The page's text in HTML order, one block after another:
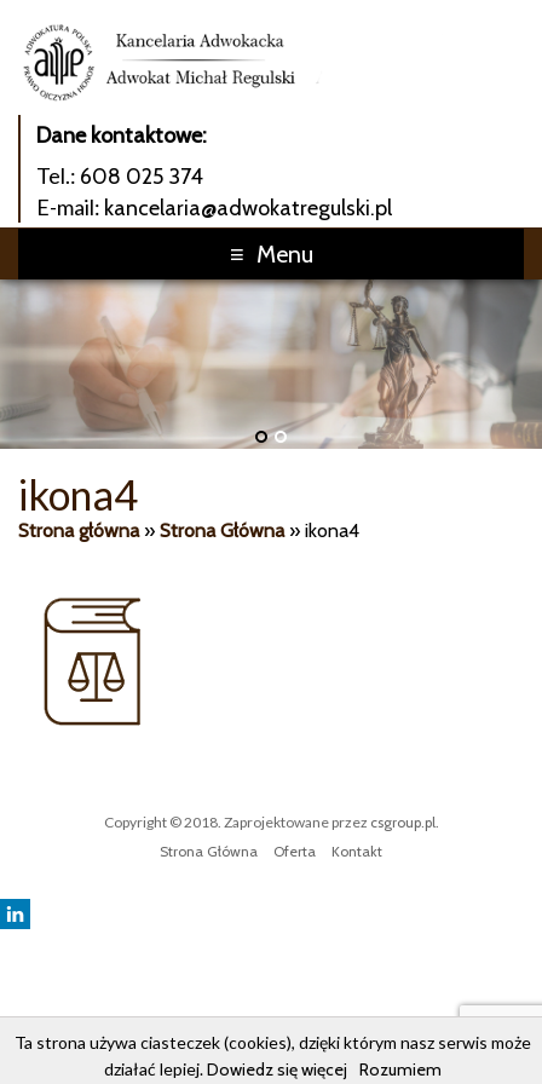
Dane kontaktowe:
Tel.: 608 025 374
E-mail: kancelaria@adwokatregulski.pl
Menu
1 2
ikona4
Strona główna» Strona Główna» ikona4
Copyright © 2018. Zaprojektowane przez csgroup.pl.
Strona Główna
Oferta Kontakt
Ta strona używa ciasteczek (cookies), dzięki którym nasz serwis może
działać lepiej.Dowiedz się więcej Rozumiem